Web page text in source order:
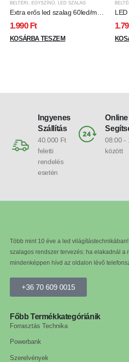
BELTÉRI , EGYSZÍNŰ , LED SZALAG
Extra erős led szalag 60led/m
13w 5050chip 1050 lumen
hideg fehér
1.990 Ft
KOSÁRBA TESZEM
LED
9.6
Ingyenes
Szállítás
40.000 Ft
feletti
rendelés
esetén
Online
08:00 -
között
Több mint 10 éve a led
szalagos rendszer tervezés: ha elakadnál a
mindenképpen hívd az oldalon lévő
+36 70 609 0015
Főbb Termékkategóriánik
Forrasztás Technika
Powerbank
Szerelvények